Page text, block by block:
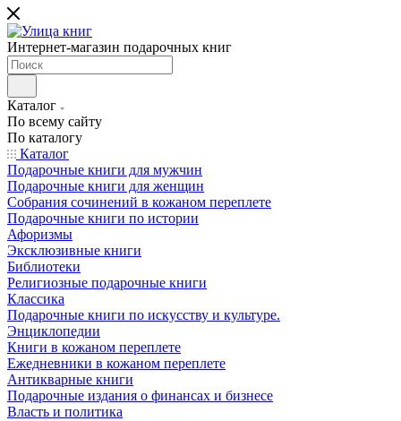
Интернет-магазин подарочных книг
Каталог
По всему сайту
По каталогу
Каталог
Подарочные книги для мужчин
Подарочные книги для женщин
Собрания сочинений в кожаном переплете
Подарочные книги по истории
Афоризмы
Эксклюзивные книги
Библиотеки
Религиозные подарочные книги
Классика
Подарочные книги по искусству и культуре.
Энциклопедии
Книги в кожаном переплете
Ежедневники в кожаном переплете
Антикварные книги
Подарочные издания о финансах и бизнесе
Власть и политика